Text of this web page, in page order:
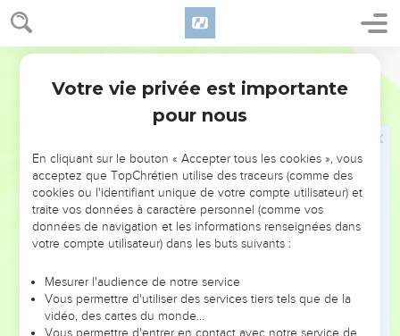
1 Samuel 17
Les hommes d'Israël et de Juda se levèrent, poussèrent
des cris et les poursuivirent jusque dans la vallée et
jusqu'aux portes d'Ekron. Les Philistins blessés à mort
tombèrent sur le chemin de Shaaraïm jusqu'à Gath et Ekron.
Les Israélites mirent fin à leur poursuite et revinrent piller
déposa dans sa tente les armes du Philistin.
Jonatan conclut un pacte d'amitié avec
David
Philistin, il avait dit à Abner, le chef de l'armée : « De qui ce
jeune homme est-il le fils, Abner ? » Abner avait répondu :
Votre vie privée est importante
pour nous
En cliquant sur le bouton « Accepter tous les cookies », vous
acceptez que TopChrétien utilise des traceurs (comme des
cookies ou l'identifiant unique de votre compte utilisateur) et
traite vos données à caractère personnel (comme vos
données de navigation et les informations renseignées dans
votre compte utilisateur) dans les buts suivants :
Mesurer l'audience de notre service
Vous permettre d'utiliser des services tiers tels que de la
vidéo, des cartes du monde…
Vous permettre d'entrer en contact avec notre service de